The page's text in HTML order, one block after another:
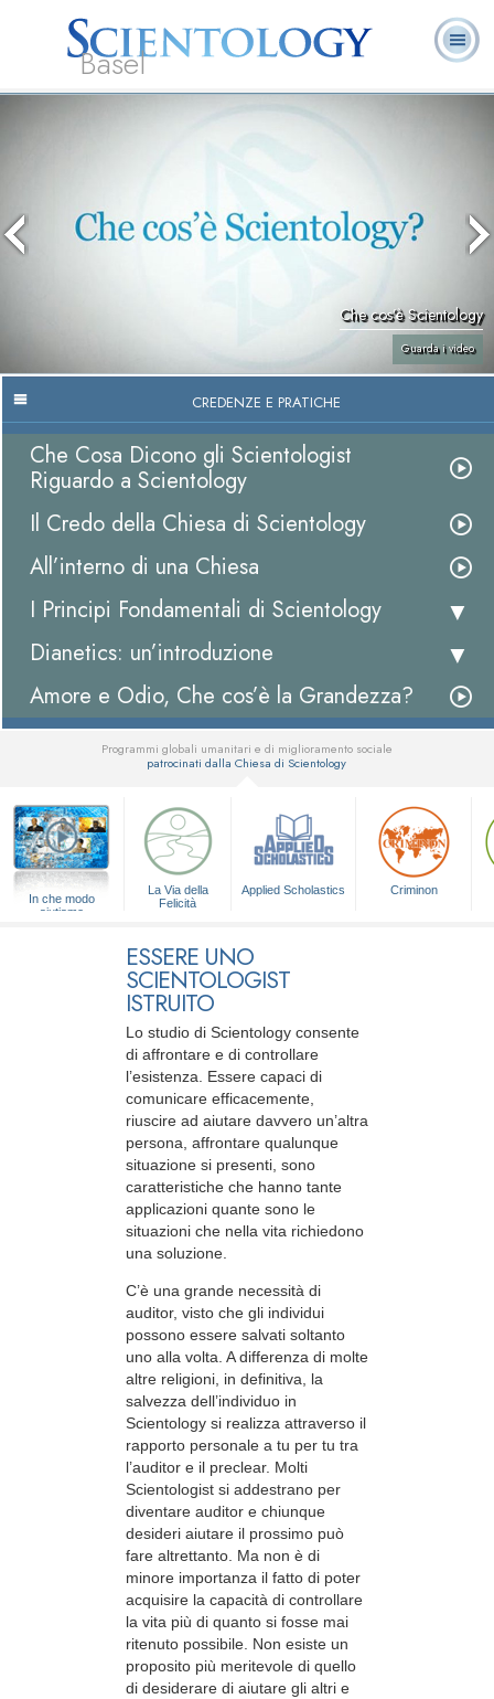
Basel
Volontari
Che cos’è Scientology
Guarda i video
CREDENZE E PRATICHE
Che Cosa Dicono gli Scientologist
Riguardo a Scientology
Il Credo della Chiesa di Scientology
All’interno di una Chiesa
I Principi Fondamentali di Scientology
Dianetics: un’introduzione
Amore e Odio, Che cos’è la Grandezza?
Programmi globali umanitari e di miglioramento sociale
patrocinati dalla Chiesa di Scientology
In che modo
aiutiamo
La Via della
Felicità
Applied Scholastics Criminon
ESSERE UNO
SCIENTOLOGIST
ISTRUITO
Lo studio di Scientology consente
di affrontare e di controllare
l’esistenza. Essere capaci di
comunicare efficacemente,
riuscire ad aiutare davvero un’altra
persona, affrontare qualunque
situazione si presenti, sono
caratteristiche che hanno tante
applicazioni quante sono le
situazioni che nella vita richiedono
una soluzione.
C’è una grande necessità di
auditor, visto che gli individui
possono essere salvati soltanto
uno alla volta. A differenza di molte
altre religioni, in definitiva, la
salvezza dell’individuo in
Scientology si realizza attraverso il
rapporto personale a tu per tu tra
l’auditor e il preclear. Molti
Scientologist si addestrano per
diventare auditor e chiunque
desideri aiutare il prossimo può
fare altrettanto. Ma non è di
minore importanza il fatto di poter
acquisire la capacità di controllare
la vita più di quanto si fosse mai
ritenuto possibile. Non esiste un
proposito più meritevole di quello
di desiderare di aiutare gli altri e